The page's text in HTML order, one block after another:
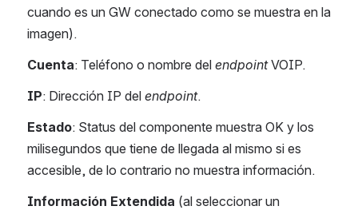
cuando es un GW conectado como se muestra en la
imagen).
Cuenta: Teléfono o nombre del endpoint VOIP.
IP: Dirección IP del endpoint.
Estado: Status del componente muestra OK y los
milisegundos que tiene de llegada al mismo si es
accesible, de lo contrario no muestra información.
Información Extendida